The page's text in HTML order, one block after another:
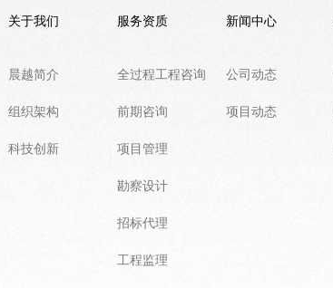
关于我们
晨越简介
组织架构
科技创新
服务资质
全过程工程咨询
前期咨询
项目管理
勘察设计
招标代理
工程监理
新闻中心
公司动态
项目动态